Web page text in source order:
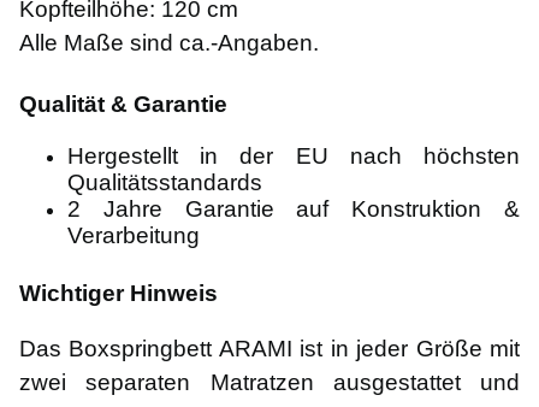
Kopfteilhöhe: 120 cm
Alle Maße sind ca.-Angaben.
Qualität & Garantie
Hergestellt in der EU nach höchsten
Qualitätsstandards
2 Jahre Garantie auf Konstruktion &
Verarbeitung
Wichtiger Hinweis
Das Boxspringbett ARAMI ist in jeder Größe mit
zwei separaten Matratzen ausgestattet und